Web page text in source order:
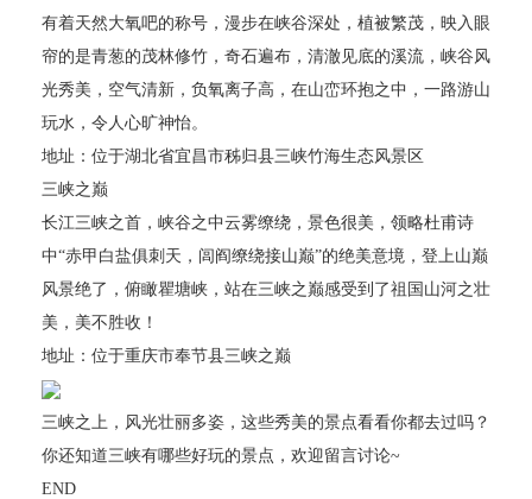
有着天然大氧吧的称号，漫步在峡谷深处，植被繁茂，映入眼
帘的是青葱的茂林修竹，奇石遍布，清澈见底的溪流，峡谷风
光秀美，空气清新，负氧离子高，在山峦环抱之中，一路游山
玩水，令人心旷神怡。
地址：位于湖北省宜昌市秭归县三峡竹海生态风景区
三峡之巅
长江三峡之首，峡谷之中云雾缭绕，景色很美，领略杜甫诗
中“赤甲白盐俱刺天，闾阎缭绕接山巅”的绝美意境，登上山巅
风景绝了，俯瞰瞿塘峡，站在三峡之巅感受到了祖国山河之壮
美，美不胜收！
地址：位于重庆市奉节县三峡之巅
三峡之上，风光壮丽多姿，这些秀美的景点看看你都去过吗？
你还知道三峡有哪些好玩的景点，欢迎留言讨论~
END